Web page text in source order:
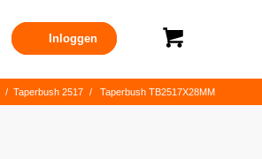
Inloggen
/ Taperbush 2517 / Taperbush TB2517X28MM